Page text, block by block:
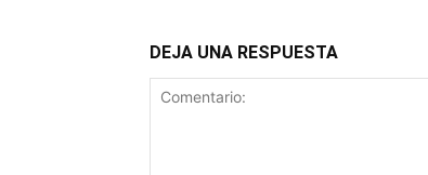
DEJA UNA RESPUESTA